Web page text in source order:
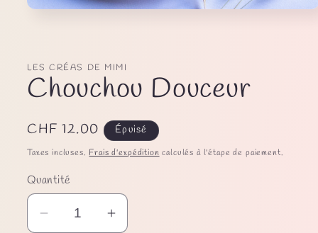
une
fenêtre
modale
LES CRÉAS DE MIMI
Chouchou Douceur
Prix
habituel
CHF 12.00 Épuisé
Taxes incluses. Frais d'expédition calculés à l'étape de paiement.
Quantité
Réduire
Augmenter